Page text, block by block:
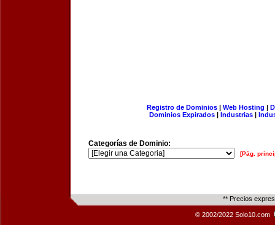
Registro de Dominios| Web Hosting |
Dominios Expirados | Industrias |
Categorías de Dominio:
[Pág.
** Precios
© 2002/2022 Solo10.com